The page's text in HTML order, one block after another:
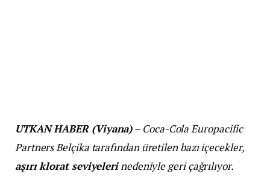
UTKAN HABER (Viyana)– Coca-Cola Europacific
Partners Belçika tarafından üretilen bazı içecekler,
aşırı klorat seviyelerinedeniyle geri çağrılıyor.